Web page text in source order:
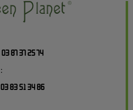
03 87 37 25 74
:
03 83 51 34 86